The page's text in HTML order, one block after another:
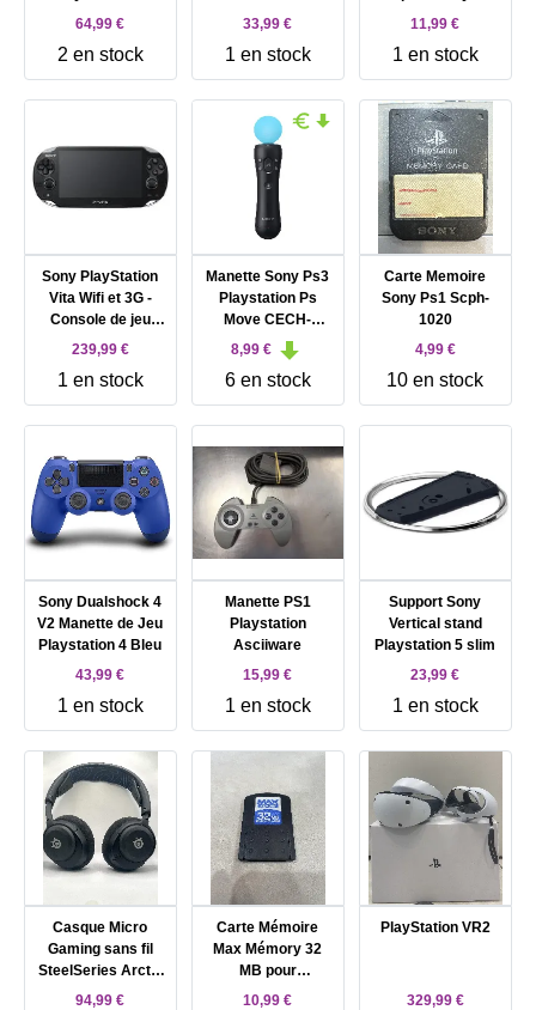
64,99 €
2 en stock
33,99 €
1 en stock
PlayStation 2
Emplacements
Mémoire
11,99 €
1 en stock
Sony PlayStation
Vita Wifi et 3G -
Console de jeu
portable - Noir
239,99 €
1 en stock
Manette Sony Ps3
Playstation Ps
Move CECH-
ZCM1E
8,99 €
6 en stock
Carte Memoire
Sony Ps1 Scph-
1020
4,99 €
10 en stock
Sony Dualshock 4
V2 Manette de Jeu
Playstation 4 Bleu
43,99 €
1 en stock
Manette PS1
Playstation
Asciiware
15,99 €
1 en stock
Support Sony
Vertical stand
Playstation 5 slim
23,99 €
1 en stock
Casque Micro
Gaming sans fil
SteelSeries Arctis
Nova 5P pour
94,99 €
Carte Mémoire
Max Mémory 32
MB pour
Playstation 2
10,99 €
PlayStation VR2
329,99 €